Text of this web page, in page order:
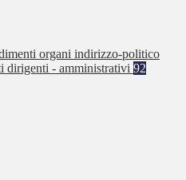
organi indirizzo-politico
dirigenti - amministrativi 92